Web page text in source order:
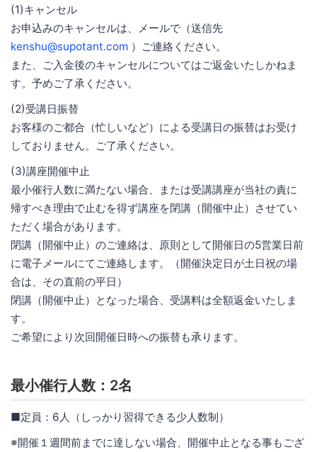
(1)キャンセル
お申込みのキャンセルは、メールで（送信先
kenshu@supotant.com ）ご連絡ください。
また、ご入金後のキャンセルについてはご返金いたしかねま
す。予めご了承ください。
(2)受講日振替
お客様のご都合（忙しいなど）による受講日の振替はお受け
しておりません。ご了承ください。
(3)講座開催中止
最小催行人数に満たない場合、または受講講座が当社の責に
帰すべき理由で止むを得ず講座を閉講（開催中止）させてい
ただく場合があります。
閉講（開催中止）のご連絡は、原則として開催日の5営業日前
に電子メールにてご連絡します。（開催決定日が土日祝の場
合は、その直前の平日）
閉講（開催中止）となった場合、受講料は全額返金いたしま
す。
ご希望により次回開催日時への振替も承ります。
最小催行人数：2名
■定員：6人（しっかり習得できる少人数制）
※開催１週間前までに達しない場合、開催中止となる事もござ